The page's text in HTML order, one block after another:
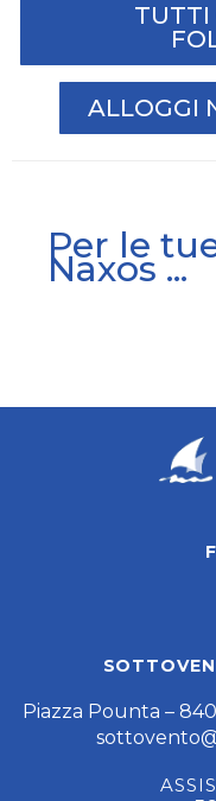
TUTTI
ALLOGGI
Per le
Naxos ...
Piazza Pounta –